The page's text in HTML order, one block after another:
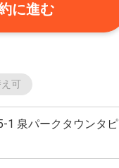
に進む
可
1 泉パークタウンタ